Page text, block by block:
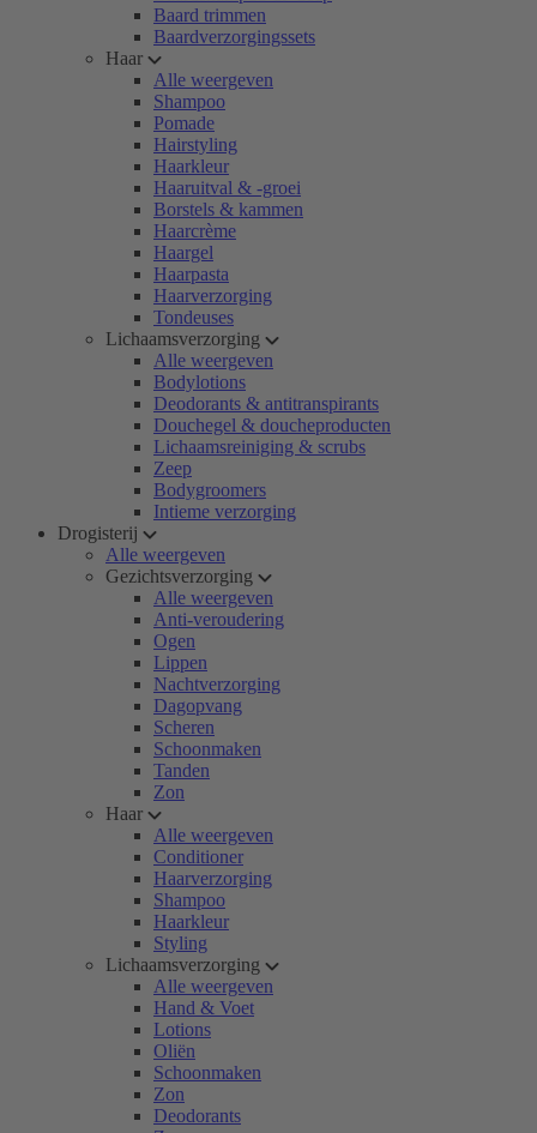
Baard trimmen
Baardverzorgingssets
Haar
Alle weergeven
Shampoo
Pomade
Hairstyling
Haarkleur
Haaruitval & -groei
Borstels & kammen
Haarcrème
Haargel
Haarpasta
Haarverzorging
Tondeuses
Lichaamsverzorging
Alle weergeven
Bodylotions
Deodorants & antitranspirants
Douchegel & doucheproducten
Lichaamsreiniging & scrubs
Zeep
Bodygroomers
Intieme verzorging
Drogisterij
Alle weergeven
Gezichtsverzorging
Alle weergeven
Anti-veroudering
Ogen
Lippen
Nachtverzorging
Dagopvang
Scheren
Schoonmaken
Tanden
Zon
Haar
Alle weergeven
Conditioner
Haarverzorging
Shampoo
Haarkleur
Styling
Lichaamsverzorging
Alle weergeven
Hand & Voet
Lotions
Oliën
Schoonmaken
Zon
Deodorants